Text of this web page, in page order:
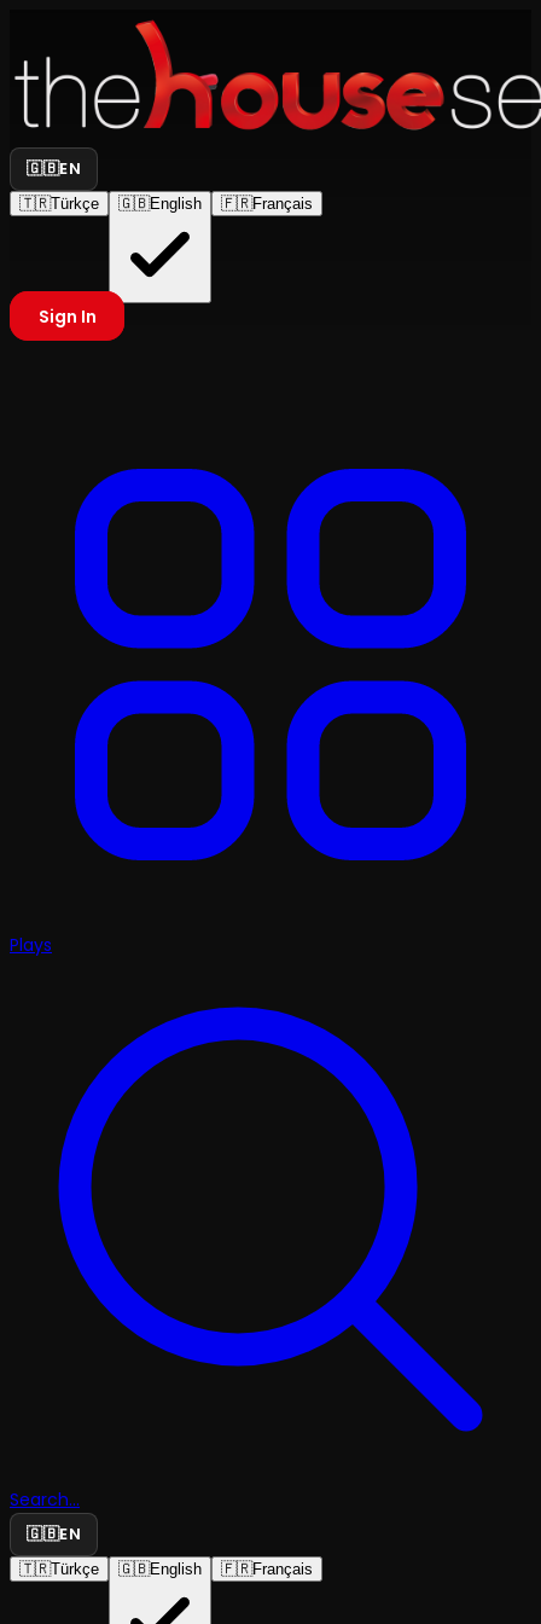
🇬🇧EN
🇹🇷Türkçe 🇬🇧English 🇫🇷Français
Sign In
Plays
Search...
🇬🇧EN
🇹🇷Türkçe 🇬🇧English 🇫🇷Français